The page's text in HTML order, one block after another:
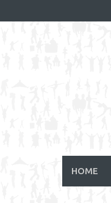
to
HOME